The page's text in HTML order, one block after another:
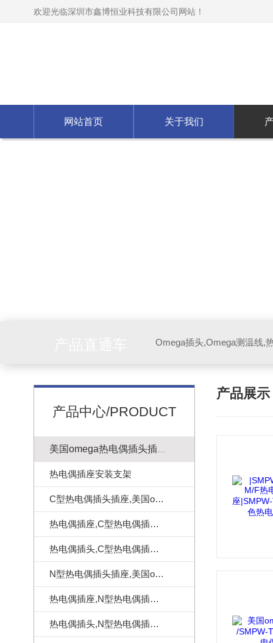
欢迎光临深圳市鑫博恒业科技有限公司网站！
网站首页 关于我们
产品中心/PRODUCT
热电偶插座安装支架
C型热电偶插头插座,美国omega热电偶连接器
热电偶插座,C型热电偶插座|美国omega热电偶插座
热电偶插头,C型热电偶插头|美国omega热电偶插头
N型热电偶插头插座,美国omega热电偶连接器
热电偶插座,N型热电偶插座,美国omega热电偶插座
热电偶插头,N型热电偶插头,美国omega热电偶插头
产品展示